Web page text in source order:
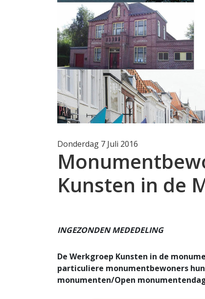
Donderdag 7 Juli 2016
Kunsten in de
INGEZONDEN MEDEDELING
De Werkgroep Kunsten in de
particuliere monumentbewoners
monumenten/Open